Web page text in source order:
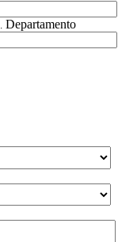
Departamento